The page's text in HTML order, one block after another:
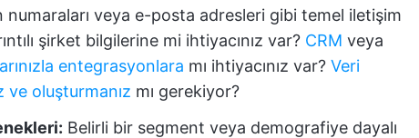
veya e-posta adresleri gibi temel iletişim
şirket bilgilerine mi ihtiyacınız var? CRM veya
entegrasyonlara mı ihtiyacınız var? Veri
oluşturmanız mı gerekiyor?
Belirli bir segment veya demografiye dayalı